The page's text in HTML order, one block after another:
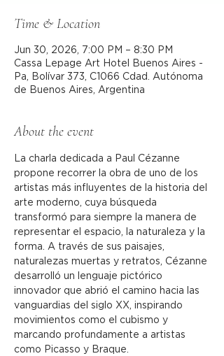
Time & Location
Jun 30, 2026, 7:00 PM – 8:30 PM
Cassa Lepage Art Hotel Buenos Aires -
Pa, Bolívar 373, C1066 Cdad. Autónoma
de Buenos Aires, Argentina
About the event
La charla dedicada a Paul Cézanne
propone recorrer la obra de uno de los
artistas más influyentes de la historia del
arte moderno, cuya búsqueda
transformó para siempre la manera de
representar el espacio, la naturaleza y la
forma. A través de sus paisajes,
naturalezas muertas y retratos, Cézanne
desarrolló un lenguaje pictórico
innovador que abrió el camino hacia las
vanguardias del siglo XX, inspirando
movimientos como el cubismo y
marcando profundamente a artistas
como Picasso y Braque.